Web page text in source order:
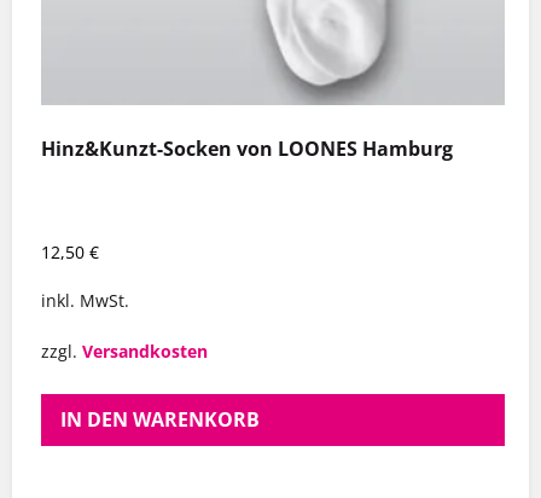
Hinz&Kunzt-Socken von LOONES Hamburg
12,50 €
inkl. MwSt.
zzgl. Versandkosten
IN DEN WARENKORB